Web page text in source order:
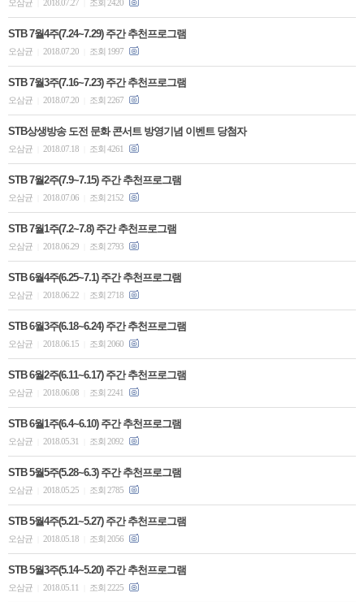
오삼균 2018.07.27 조회 2420
STB 7월4주(7.24~7.29) 주간 추천프로그램
오삼균 2018.07.20 조회 1997
STB 7월3주(7.16~7.23) 주간 추천프로그램
오삼균 2018.07.20 조회 2267
STB상생방송 도전 문화 콘서트 방영기념 이벤트 당첨자
오삼균 2018.07.18 조회 4261
STB 7월2주(7.9~7.15) 주간 추천프로그램
오삼균 2018.07.06 조회 2152
STB 7월1주(7.2~7.8) 주간 추천프로그램
오삼균 2018.06.29 조회 2793
STB 6월4주(6.25~7.1) 주간 추천프로그램
오삼균 2018.06.22 조회 2718
STB 6월3주(6.18~6.24) 주간 추천프로그램
오삼균 2018.06.15 조회 2060
STB 6월2주(6.11~6.17) 주간 추천프로그램
오삼균 2018.06.08 조회 2241
STB 6월1주(6.4~6.10) 주간 추천프로그램
오삼균 2018.05.31 조회 2092
STB 5월5주(5.28~6.3) 주간 추천프로그램
오삼균 2018.05.25 조회 2785
STB 5월4주(5.21~5.27) 주간 추천프로그램
오삼균 2018.05.18 조회 2056
STB 5월3주(5.14~5.20) 주간 추천프로그램
오삼균 2018.05.11 조회 2225